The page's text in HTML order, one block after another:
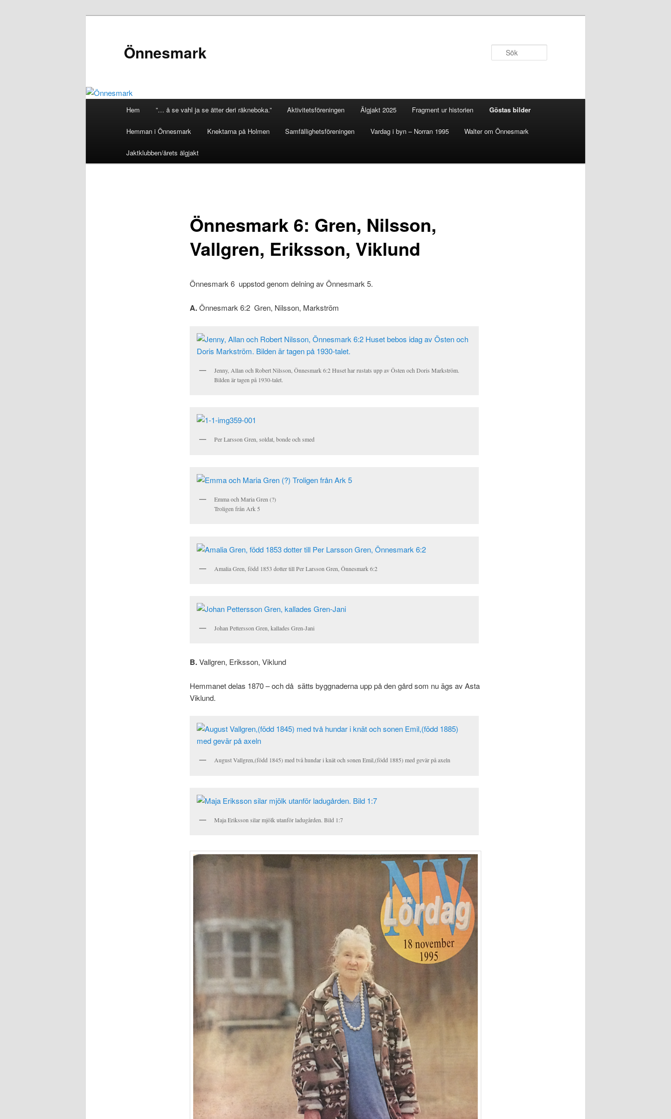
Önnesmark
Hoppa
till
Hem ”… å se vahl ja se ätter deri räkneboka.” Aktivitetsföreningen Älgjakt 2025 Fragment ur historien Göstas bilder
Hemman i Önnesmark Knektarna på Holmen Samfällighetsföreningen Vardag i byn – Norran 1995 Walter om Önnesmark
Jaktklubben/årets älgjakt
Önnesmark 6: Gren, Nilsson,
Vallgren, Eriksson, Viklund
Önnesmark 6 uppstod genom delning av Önnesmark 5.
A.Önnesmark 6:2 Gren, Nilsson, Markström
Jenny, Allan och Robert Nilsson, Önnesmark 6:2 Huset har rustats upp av Östen och Doris Markström.
Bilden är tagen på 1930-talet.
Per Larsson Gren, soldat, bonde och smed
Emma och Maria Gren (?)
Troligen från Ark 5
Amalia Gren, född 1853 dotter till Per Larsson Gren, Önnesmark 6:2
Johan Pettersson Gren, kallades Gren-Jani
B.Vallgren, Eriksson, Viklund
Hemmanet delas 1870 – och då sätts byggnaderna upp på den gård som nu ägs av Asta
Viklund.
August Vallgren,(född 1845) med två hundar i knät och sonen Emil,(född 1885) med gevär på axeln
Maja Eriksson silar mjölk utanför ladugården. Bild 1:7